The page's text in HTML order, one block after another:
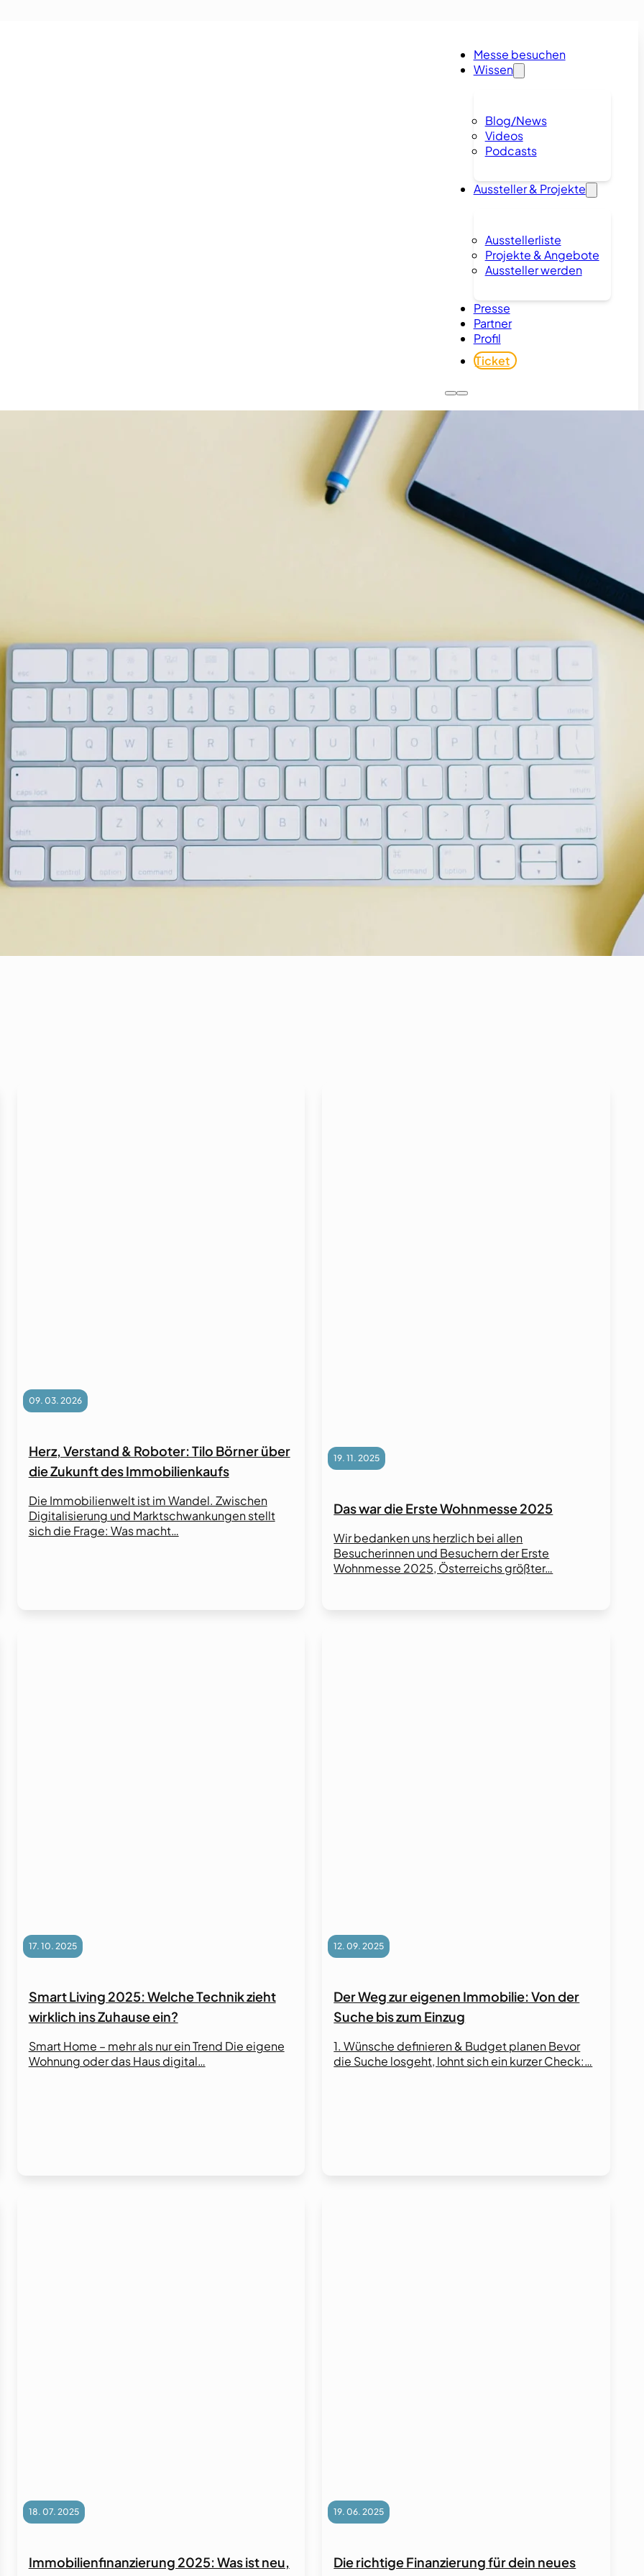
Messe besuchen
Wissen
Blog/News
Videos
Podcasts
Aussteller & Projekte
Ausstellerliste
Projekte & Angebote
Aussteller werden
Presse
Partner
Profil
Ticket
09. 03. 2026
Herz, Verstand & Roboter: Tilo Börner über
die Zukunft des Immobilienkaufs
Die Immobilienwelt ist im Wandel. Zwischen
Digitalisierung und Marktschwankungen stellt
sich die Frage: Was macht…
19. 11. 2025
Das war die Erste Wohnmesse 2025
Wir bedanken uns herzlich bei allen
Besucherinnen und Besuchern der Erste
Wohnmesse 2025, Österreichs größter…
17. 10. 2025
Smart Living 2025: Welche Technik zieht
wirklich ins Zuhause ein?
Smart Home – mehr als nur ein Trend Die eigene
Wohnung oder das Haus digital…
12. 09. 2025
Der Weg zur eigenen Immobilie: Von der
Suche bis zum Einzug
1. Wünsche definieren & Budget planen Bevor
die Suche losgeht, lohnt sich ein kurzer Check:…
18. 07. 2025
Immobilienfinanzierung 2025: Was ist neu,
19. 06. 2025
Die richtige Finanzierung für dein neues